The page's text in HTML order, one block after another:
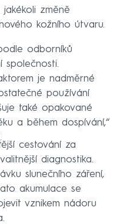
změně
kožního útvaru.
odborníků
společnosti.
je nadměrné
používání
také opakované
a během dospívání,“
cestování za
diagnostika.
slunečního záření,
akumulace se
vznikem nádoru